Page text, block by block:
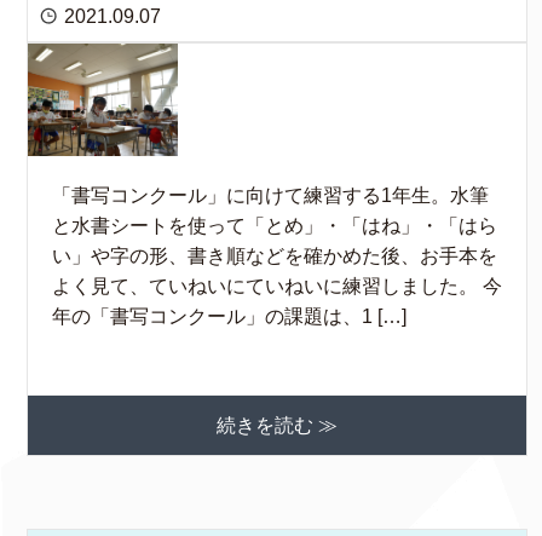
2021.09.07
「書写コンクール」に向けて練習する1年生。水筆
と水書シートを使って「とめ」・「はね」・「はら
い」や字の形、書き順などを確かめた後、お手本を
よく見て、ていねいにていねいに練習しました。 今
年の「書写コンクール」の課題は、1 […]
続きを読む ≫